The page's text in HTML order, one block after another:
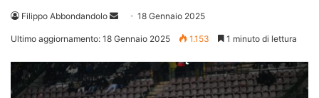
Filippo Abbondandolo
Invia 18 Gennaio 2025
Ultimo aggiornamento: 18 Gennaio 2025 1.153 1 minuto di lettura